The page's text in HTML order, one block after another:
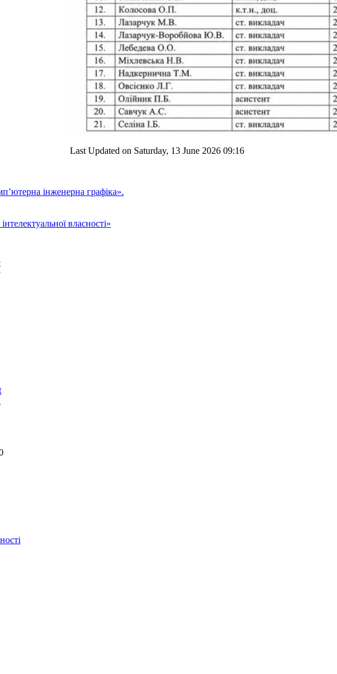
Last Updated on Saturday, 13 June 2026 09:16
інженерна графіка».
власності»